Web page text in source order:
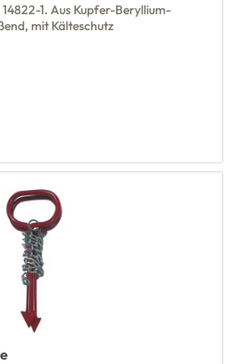
1. Aus Kupfer-Beryllium-
mit Kälteschutz